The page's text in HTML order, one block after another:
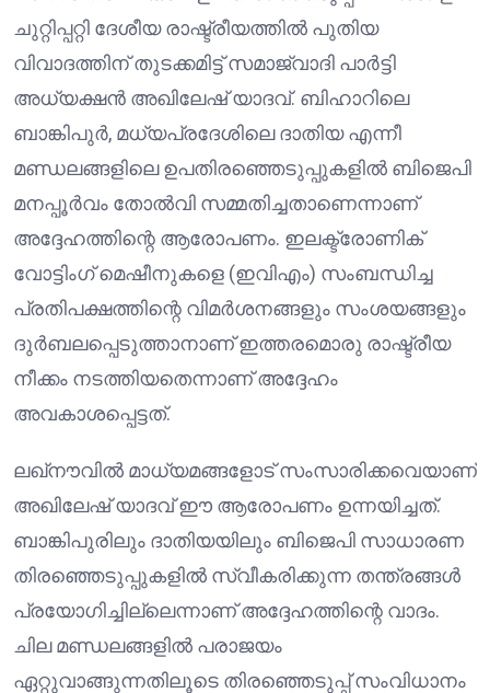
ചുറ്റിപ്പറ്റി ദേശീയ രാഷ്ട്രീയത്തിൽ പുതിയ
വിവാദത്തിന് തുടക്കമിട്ട് സമാജ്‌വാദി പാർട്ടി
അധ്യക്ഷൻ അഖിലേഷ് യാദവ്. ബിഹാറിലെ
ബാങ്കിപുര്‍, മധ്യപ്രദേശിലെ ദാതിയ എന്നീ
മണ്ഡലങ്ങളിലെ ഉപതിരഞ്ഞെടുപ്പുകളിൽ ബിജെപി
മനപ്പൂർവം തോൽവി സമ്മതിച്ചതാണെന്നാണ്
അദ്ദേഹത്തിന്റെ ആരോപണം. ഇലക്ട്രോണിക്
വോട്ടിംഗ് മെഷീനുകളെ (ഇവിഎം) സംബന്ധിച്ച
പ്രതിപക്ഷത്തിന്റെ വിമർശനങ്ങളും സംശയങ്ങളും
ദുർബലപ്പെടുത്താനാണ് ഇത്തരമൊരു രാഷ്ട്രീയ
നീക്കം നടത്തിയതെന്നാണ് അദ്ദേഹം
അവകാശപ്പെട്ടത്.
ലഖ്നൗവിൽ മാധ്യമങ്ങളോട് സംസാരിക്കവെയാണ്
അഖിലേഷ് യാദവ് ഈ ആരോപണം ഉന്നയിച്ചത്.
ബാങ്കിപുരിലും ദാതിയയിലും ബിജെപി സാധാരണ
തിരഞ്ഞെടുപ്പുകളിൽ സ്വീകരിക്കുന്ന തന്ത്രങ്ങൾ
പ്രയോഗിച്ചില്ലെന്നാണ് അദ്ദേഹത്തിന്റെ വാദം.
ചില മണ്ഡലങ്ങളിൽ പരാജയം
ഏറ്റുവാങ്ങുന്നതിലൂടെ തിരഞ്ഞെടുപ്പ് സംവിധാനം